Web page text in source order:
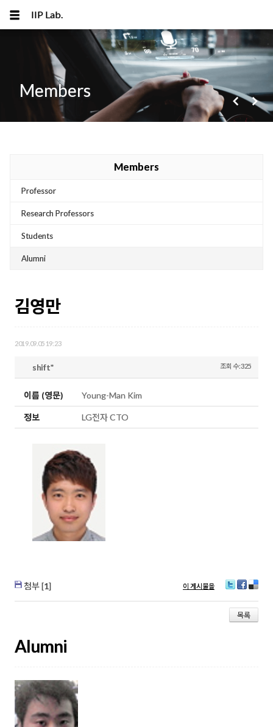
IIP Lab.
Members
navigate_beforenavigate_next
Members
Professor
Research Professors
Students
Alumni
김영만
2019.09.05 19:23
shift* 조회 수:325
이름 (영문) Young-Man Kim
정보 LG전자 CTO
첨부 [1] 이 게시물을
wi
er
ce
bo
ok
eli
ci
ou
목록
Alumni